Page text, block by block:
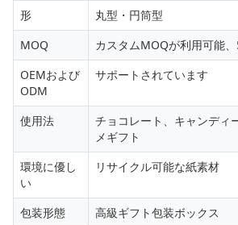
形
丸型・円筒型
MOQ
カスタムMOQが利用可能
OEMおよび
ODM
サポートされています
使用法
チョコレート、キャンディ
メギフト
環境に優し
い
リサイクル可能な紙素材
包装形態 高級ギフト包装ボックス